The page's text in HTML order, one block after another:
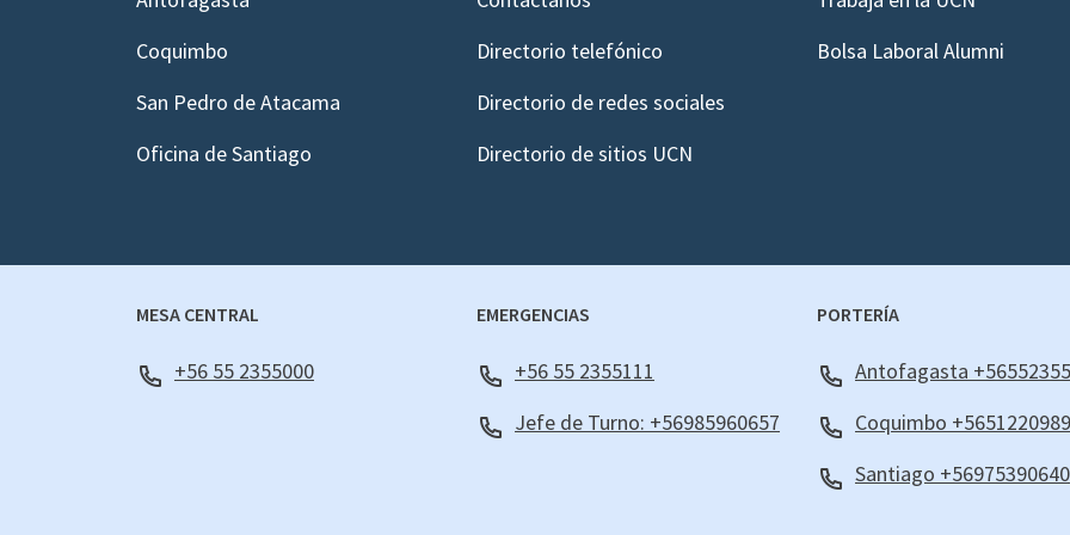
Coquimbo
San Pedro de Atacama
Oficina de Santiago
Directorio telefónico
Directorio de redes sociales
Directorio de sitios UCN
Bolsa Laboral Alumni
MESA CENTRAL
+56 55 2355000
EMERGENCIAS
+56 55 2355111
Jefe de Turno: +56985960657
PORTERÍA
Antofagasta
Coquimbo
Santiago +56975390640